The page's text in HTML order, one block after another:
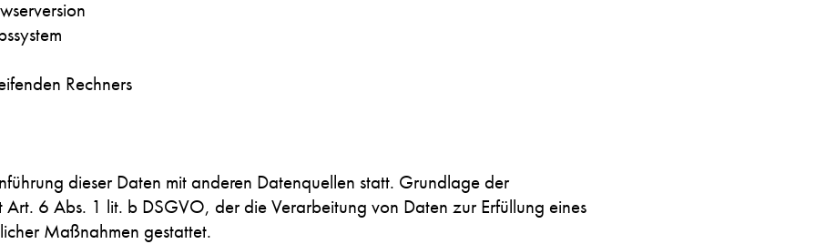
Rechners
dieser Daten mit anderen Datenquellen statt. Grundlage der
6 Abs. 1 lit. b DSGVO, der die Verarbeitung von Daten zur Erfüllung eines
Maßnahmen gestattet.